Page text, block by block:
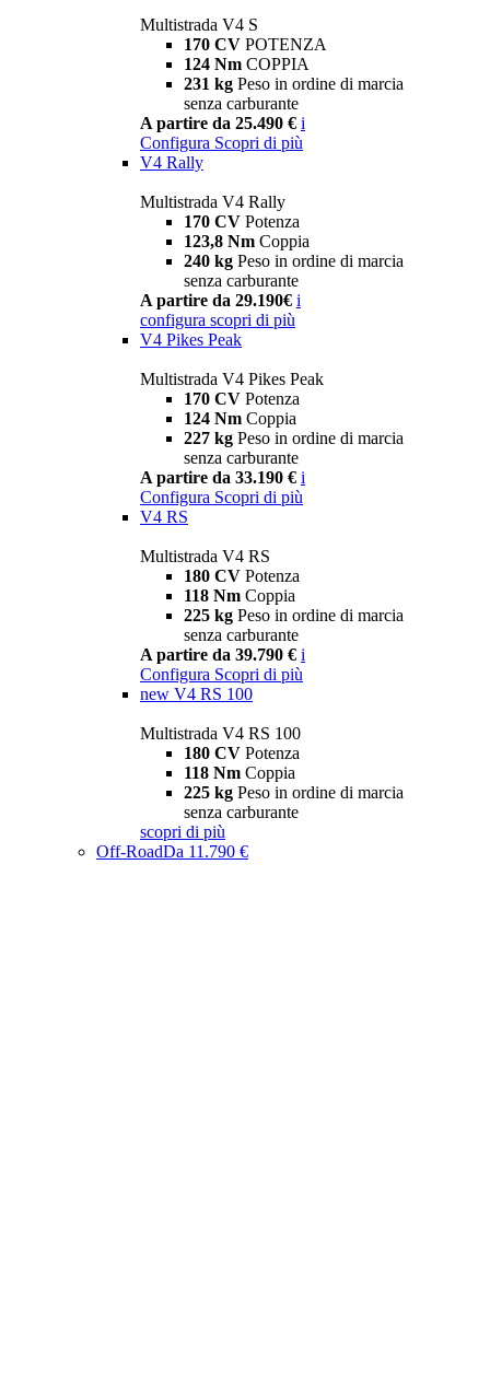
Multistrada V4 S
170 CV POTENZA
124 Nm COPPIA
231 kg Peso in ordine di marcia
senza carburante
A partire da 25.490 € i
Configura Scopri di più
V4 Rally
Multistrada V4 Rally
170 CV Potenza
123,8 Nm Coppia
240 kg Peso in ordine di marcia
senza carburante
A partire da 29.190€ i
configura scopri di più
V4 Pikes Peak
Multistrada V4 Pikes Peak
170 CV Potenza
124 Nm Coppia
227 kg Peso in ordine di marcia
senza carburante
A partire da 33.190 € i
Configura Scopri di più
V4 RS
Multistrada V4 RS
180 CV Potenza
118 Nm Coppia
225 kg Peso in ordine di marcia
senza carburante
A partire da 39.790 € i
Configura Scopri di più
new V4 RS 100
Multistrada V4 RS 100
180 CV Potenza
118 Nm Coppia
225 kg Peso in ordine di marcia
senza carburante
scopri di più
Off-RoadDa 11.790 €